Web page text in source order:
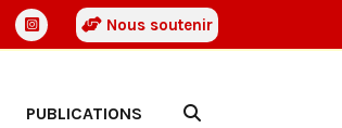
Nous soutenir
PUBLICATIONS